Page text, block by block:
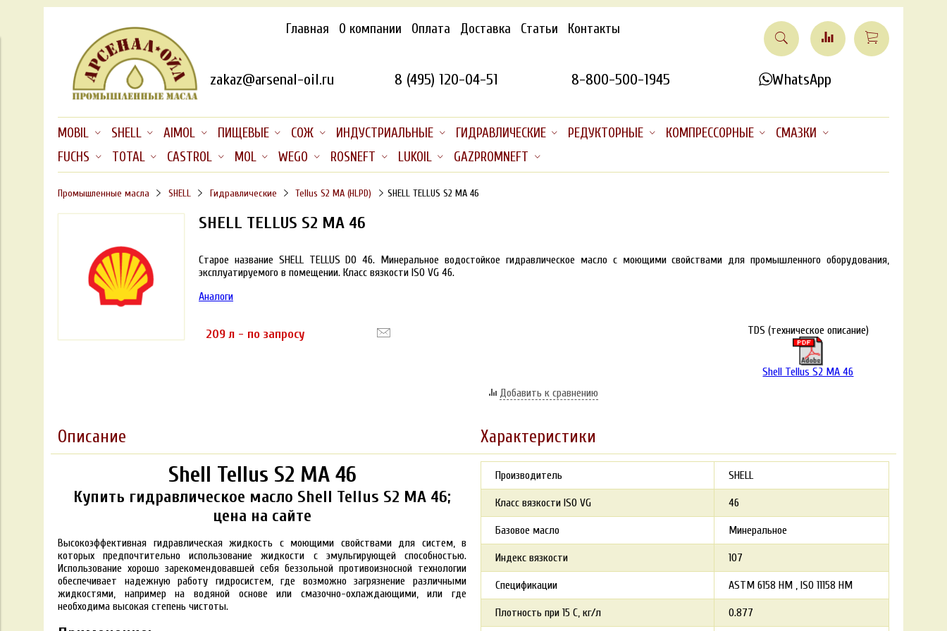
Главная О компании Оплата Доставка Статьи Контакты
zakaz@arsenal-oil.ru 8 (495) 120-04-51 8-800-500-1945 WhatsApp
MOBIL SHELL AIMOL ПИЩЕВЫЕ СОЖ ИНДУСТРИАЛЬНЫЕ ГИДРАВЛИЧЕСКИЕ РЕДУКТОРНЫЕ КОМПРЕССОРНЫЕ
СМАЗКИ
FUCHS
TOTAL CASTROL MOL WEGO ROSNEFT LUKOIL GAZPROMNEFT
Промышленные масла SHELL Гидравлические Tellus S2 MA (HLPD) SHELL TELLUS S2 MA 46
SHELL TELLUS S2 MA 46
Старое название SHELL TELLUS DO 46. Минеральное водостойкое гидравлическое масло с моющими свойствами для промышленного оборудования,
эксплуатируемого в помещении. Класс вязкости ISO VG 46.
Аналоги
209 л - по запросу TDS (техническое описание)
Shell Tellus S2 MA 46
Добавить к сравнению
Описание Характеристики
Shell Tellus S2 MA 46
Купить гидравлическое масло Shell Tellus S2 MA 46;
цена на сайте
Высокоэффективная гидравлическая жидкость с моющими свойствами для систем, в
которых предпочтительно использование жидкости с эмульгирующей способностью.
Использование хорошо зарекомендовавшей себя беззольной противоизносной технологии
обеспечивает надежную работу гидросистем, где возможно загрязнение различными
жидкостями, например на водяной основе или смазочно-охлаждающими, или где
необходима высокая степень чистоты.
Производитель SHELL
Класс вязкости ISO VG 46
Базовое масло Минеральное
Индекс вязкости 107
Спецификации ASTM 6158 HM ISO 11158 HM
Плотность при 15 С, кг/л 0.877